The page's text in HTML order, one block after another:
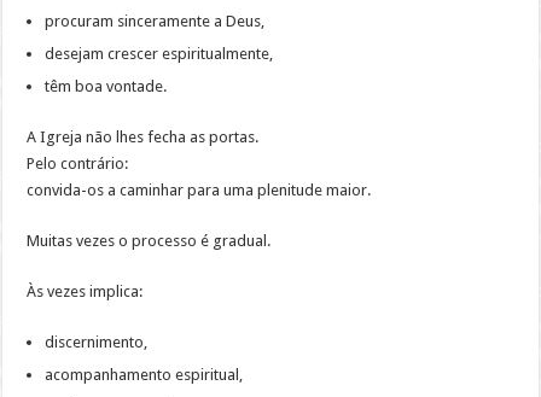
procuram sinceramente a Deus,
desejam crescer espiritualmente,
têm boa vontade.
A Igreja não lhes fecha as portas.
Pelo contrário:
convida-os a caminhar para uma plenitude maior.
Muitas vezes o processo é gradual.
Às vezes implica:
discernimento,
acompanhamento espiritual,